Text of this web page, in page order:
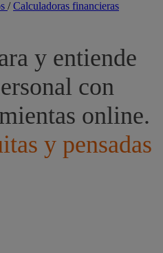
/ Calculadoras financieras
y entiende
con
online.
y pensadas